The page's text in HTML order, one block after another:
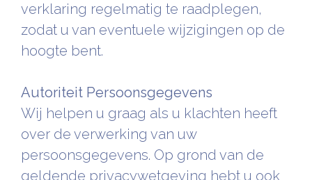
verklaring regelmatig te raadplegen,
zodat u van eventuele wijzigingen op de
hoogte bent.
Autoriteit Persoonsgegevens
Wij helpen u graag als u klachten heeft
over de verwerking van uw
persoonsgegevens. Op grond van de
geldende privacywetgeving hebt u ook